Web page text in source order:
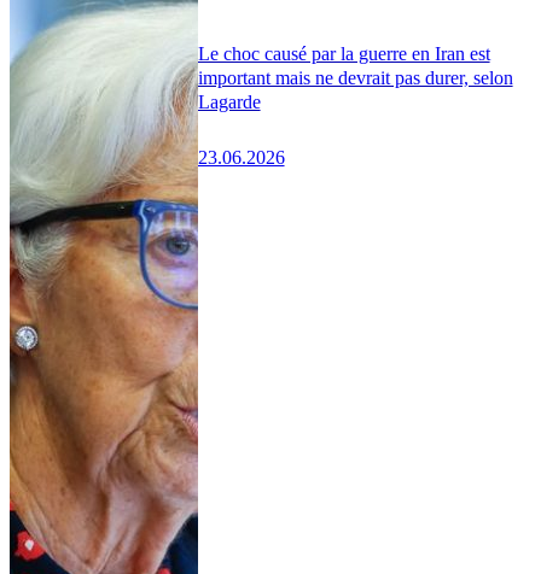
Le choc causé par la guerre en Iran est
important mais ne devrait pas durer, selon
Lagarde
23.06.2026